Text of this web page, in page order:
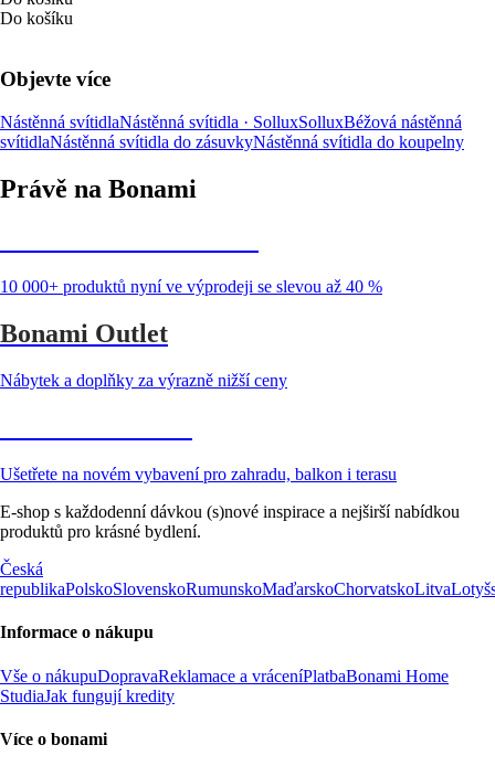
Do košíku
Objevte více
Nástěnná svítidlaNástěnná svítidla · SolluxSolluxBéžová nástěnná
svítidlaNástěnná svítidla do zásuvkyNástěnná svítidla do koupelny
Právě na Bonami
10 000+ produktů nyní ve výprodeji se slevou až 40 %
Bonami Outlet
Nábytek a doplňky za výrazně nižší ceny
Ušetřete na novém vybavení pro zahradu, balkon i terasu
E-shop s každodenní dávkou (s)nové inspirace a nejširší nabídkou
produktů pro krásné bydlení.
Česká
republikaPolskoSlovenskoRumunskoMaďarskoChorvatskoLitva
Informace o nákupu
Vše o nákupuDopravaReklamace a vráceníPlatbaBonami Home
StudiaJak fungují kredity
Více o bonami